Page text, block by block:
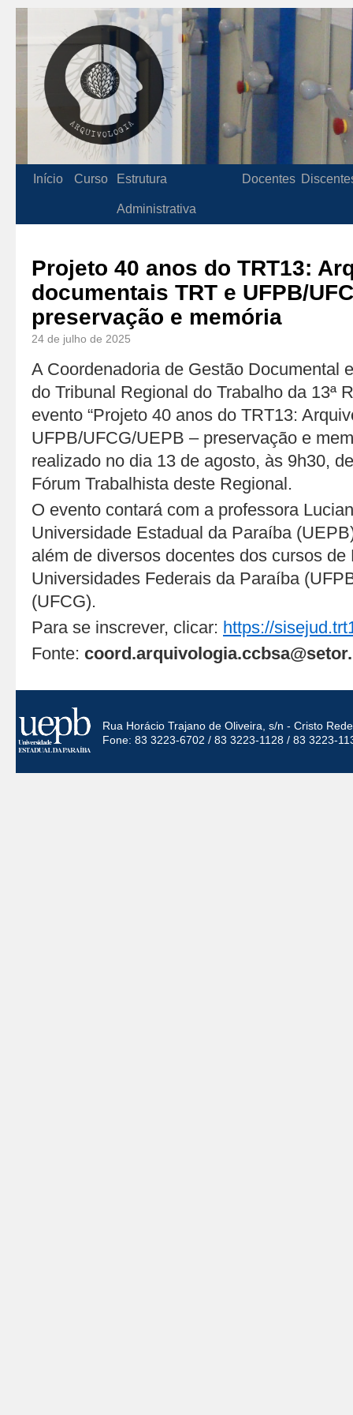
Início Curso Estrutura
Administrativa
Docentes
Projeto 40 anos do TRT13:
documentais TRT e UFPB/
preservação e memória
24 de julho de 2025
A Coordenadoria de Gestão Documental
do Tribunal Regional do Trabalho da 13ª
evento “Projeto 40 anos do TRT13:
UFPB/UFCG/UEPB – preservação e
realizado no dia 13 de agosto, às 9h30,
Fórum Trabalhista deste Regional.
O evento contará com a professora
Universidade Estadual da Paraíba
além de diversos docentes dos cursos
Universidades Federais da Paraíba
(UFCG).
Para se inscrever, clicar: https://
Fonte:
Rua Horácio Trajano de Oliveira, s/n - Cristo
Fone: 83 3223-6702 / 83 3223-1128 / 83 3223-